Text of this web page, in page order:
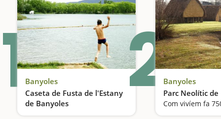
1 Banyoles
Caseta de Fusta de l'Estany
de Banyoles
El bany més popular
2Banyoles
Parc Neolític de